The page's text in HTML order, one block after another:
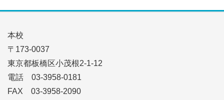
本校
〒173-0037
東京都板橋区小茂根2-1-12
電話 03-3958-0181
FAX 03-3958-2090